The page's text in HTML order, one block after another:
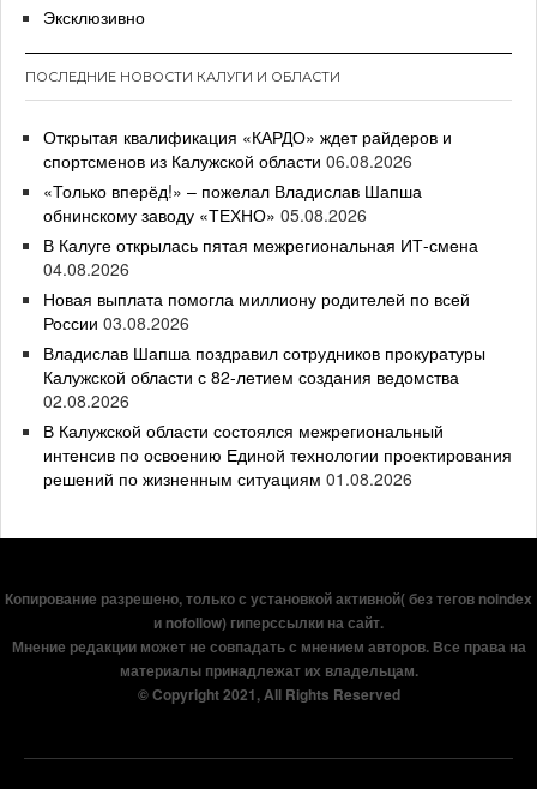
Эксклюзивно
ПОСЛЕДНИЕ НОВОСТИ КАЛУГИ И ОБЛАСТИ
Открытая квалификация «КАРДО» ждет райдеров и
спортсменов из Калужской области 06.08.2026
«Только вперёд!» – пожелал Владислав Шапша
обнинскому заводу «ТЕХНО» 05.08.2026
В Калуге открылась пятая межрегиональная ИТ-смена
04.08.2026
Новая выплата помогла миллиону родителей по всей
России 03.08.2026
Владислав Шапша поздравил сотрудников прокуратуры
Калужской области с 82-летием создания ведомства
02.08.2026
В Калужской области состоялся межрегиональный
интенсив по освоению Единой технологии проектирования
решений по жизненным ситуациям 01.08.2026
Копирование разрешено, только с установкой активной( без тегов noindex
и nofollow) гиперссылки на сайт.
Мнение редакции может не совпадать с мнением авторов. Все права на
материалы принадлежат их владельцам.
© Copyright 2021, All Rights Reserved